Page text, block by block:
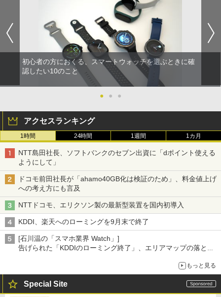
初心者の方におくる、スマートウォッチを選ぶときに確
認したい10のこと
● ● ●
アクセスランキング
1時間 24時間 1週間 1カ月
NTT島田社長、ソフトバンクのセブン出資に「dポイント使える
ようにして」
ドコモ前田社長が「ahamo40GB化は検証のため」、料金値上げ
への考え方にも言及
NTTドコモ、エリクソン製の最新型装置を国内初導入
KDDI、楽天へのローミングを9月末で終了
[石川温の「スマホ業界 Watch」]
告げられた「KDDIのローミング終了」、エリアマップの落とし
もっと見る
Special Site